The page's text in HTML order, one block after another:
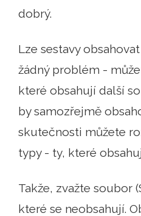
dobrý.
Lze sestavy
žádný problém -
které obsahují další
by samozřejmě
skutečnosti můžete
typy - ty, které
Takže, zvažte soubor
které se neobsahují.